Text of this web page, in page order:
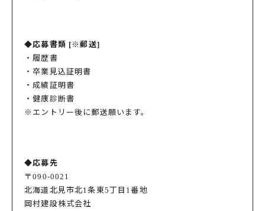
◆応募書類 [※郵送]
・履歴書
・卒業見込証明書
・成績証明書
・健康診断書
※エントリー後に郵送願います。
◆応募先
〒090-0021
北海道北見市北1条東5丁目1番地
岡村建設株式会社